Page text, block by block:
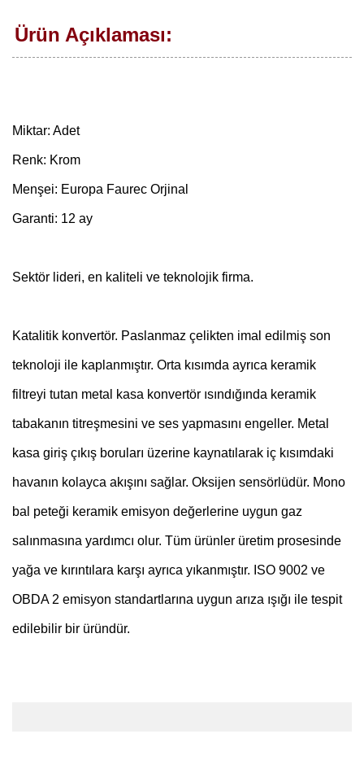
Ürün Açıklaması:
Miktar: Adet
Renk: Krom
Menşei: Europa Faurec Orjinal
Garanti: 12 ay
Sektör lideri, en kaliteli ve teknolojik firma.
Katalitik konvertör. Paslanmaz çelikten imal edilmiş son
teknoloji ile kaplanmıştır. Orta kısımda ayrıca keramik
filtreyi tutan metal kasa konvertör ısındığında keramik
tabakanın titreşmesini ve ses yapmasını engeller. Metal
kasa giriş çıkış boruları üzerine kaynatılarak iç kısımdaki
havanın kolayca akışını sağlar. Oksijen sensörlüdür. Mono
bal peteği keramik emisyon değerlerine uygun gaz
salınmasına yardımcı olur. Tüm ürünler üretim prosesinde
yağa ve kırıntılara karşı ayrıca yıkanmıştır. ISO 9002 ve
OBDA 2 emisyon standartlarına uygun arıza ışığı ile tespit
edilebilir bir üründür.